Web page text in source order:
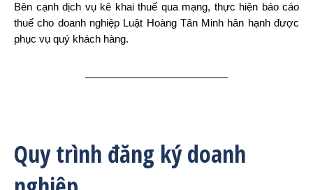
Bên cạnh dịch vụ kê khai thuế qua mạng, thực hiện báo cáo
thuế cho doanh nghiệp Luật Hoàng Tân Minh hân hạnh được
phục vụ quý khách hàng.
Quy trình đăng ký doanh